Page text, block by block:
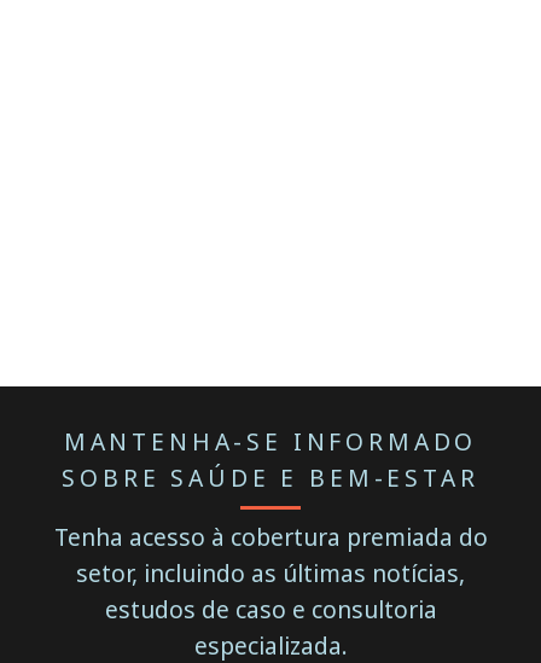
MANTENHA-SE INFORMADO
SOBRE SAÚDE E BEM-ESTAR
Tenha acesso à cobertura premiada do
setor, incluindo as últimas notícias,
estudos de caso e consultoria
especializada.